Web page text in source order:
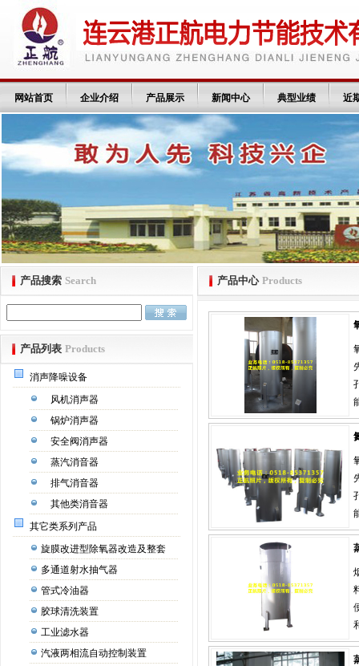
网站首页 企业介绍 产品展示 新闻中心 典型业绩 近
产品搜索 Search
产品列表 Products
消声降噪设备
风机消声器
锅炉消声器
安全阀消声器
蒸汽消音器
排气消音器
其他类消音器
其它类系列产品
旋膜改进型除氧器改造及整套
多通道射水抽气器
管式冷油器
胶球清洗装置
工业滤水器
汽液两相流自动控制装置
产品中心 Products